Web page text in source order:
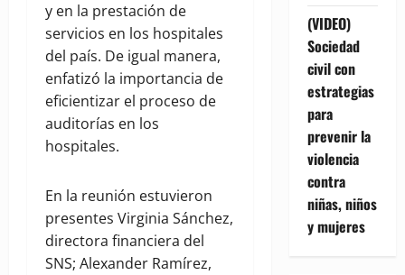
y en la prestación de
servicios en los hospitales
del país. De igual manera,
enfatizó la importancia de
eficientizar el proceso de
auditorías en los
hospitales.
En la reunión estuvieron
presentes Virginia Sánchez,
directora financiera del
SNS; Alexander Ramírez,
(VIDEO)
Sociedad
civil con
estrategias
para
prevenir la
violencia
contra
niñas, niños
y mujeres